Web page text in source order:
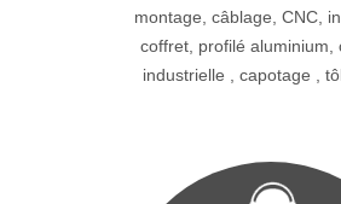
montage, câblage, CNC,
coffret, profilé aluminium,
industrielle , capotage ,